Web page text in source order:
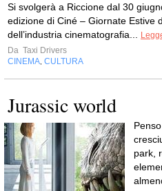
Si svolgerà a Riccione dal 30
edizione di Ciné – Giornate Estive
dell’industria cinematografia...
Da Taxi Drivers
CINEMA CULTURA
Jurassic world
park,